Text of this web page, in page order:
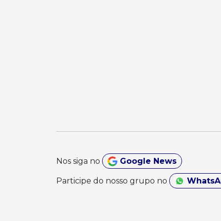
Nos siga no Google News
Participe do nosso grupo no